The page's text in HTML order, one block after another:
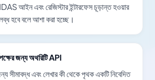
আইন এবং রেজিস্টার ইন্টারফেস চূড়ান্ত হওয়ার
হবে বলে আশা করা হচ্ছে।
জন্য অথরিটি API
জন্য সীমাবদ্ধ এবং লেখার কী থেকে পৃথক একটি নিবেদিত